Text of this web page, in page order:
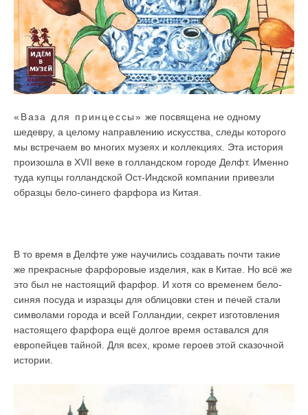
«Ваза для принцессы» же посвящена не одному
шедевру, а целому направлению искусства, следы которого
мы встречаем во многих музеях и коллекциях. Эта история
произошла в XVII веке в голландском городе Делфт. Именно
туда купцы голландской Ост-Индской компании привезли
образцы бело-синего фарфора из Китая.
В то время в Делфте уже научились создавать почти такие
же прекрасные фарфоровые изделия, как в Китае. Но всё же
это был не настоящий фарфор. И хотя со временем бело-
синяя посуда и изразцы для облицовки стен и печей стали
символами города и всей Голландии, секрет изготовления
настоящего фарфора ещё долгое время оставался для
европейцев тайной. Для всех, кроме героев этой сказочной
истории.